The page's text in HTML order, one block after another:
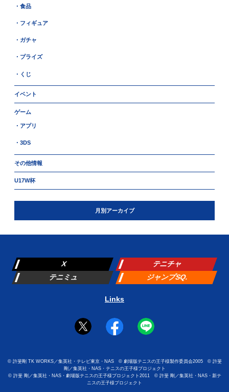
・食品
・フィギュア
・ガチャ
・プライズ
・くじ
イベント
ゲーム
・アプリ
・3DS
その他情報
U17W杯
月別アーカイブ
X
テニチャ
テニミュ
ジャンプSQ.
Links
©許斐剛 TK WORKS／集英社・テレビ東京・NAS ©劇場版テニスの王子様製作委員会2005 ©許斐
剛／集英社・NAS・テニスの王子様プロジェクト
©許斐 剛／集英社・NAS・劇場版テニスの王子様プロジェクト2011 ©許斐 剛／集英社・NAS・新テ
ニスの王子様プロジェクト